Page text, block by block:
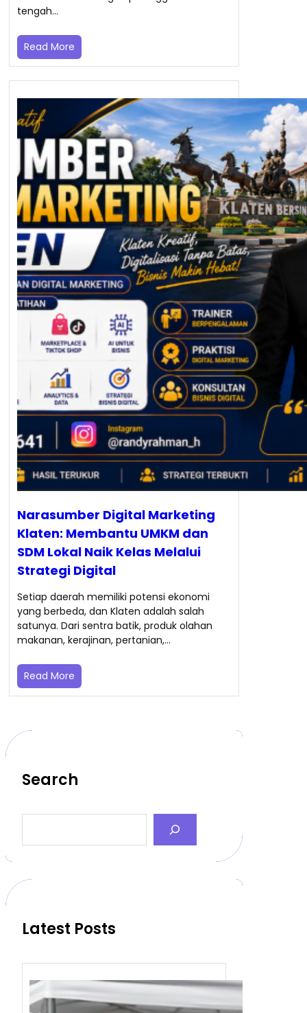
tengah…
Read More
Narasumber Digital Marketing
Klaten: Membantu UMKM dan
SDM Lokal Naik Kelas Melalui
Strategi Digital
Setiap daerah memiliki potensi ekonomi
yang berbeda, dan Klaten adalah salah
satunya. Dari sentra batik, produk olahan
makanan, kerajinan, pertanian,…
Read More
Search
a
c
Latest Posts